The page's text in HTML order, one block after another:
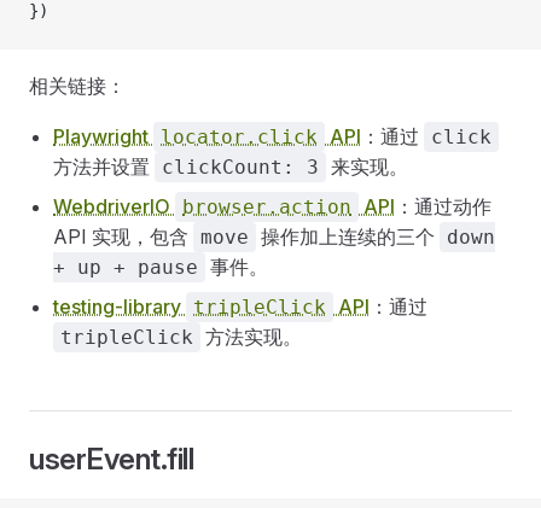
})
相关链接：
Playwright locator.click API ：通过 click
方法并设置 clickCount: 3 来实现。
WebdriverIO
browser.action API ：通过动作
API 实现，包含 move 操作加上连续的三个
down
+ up + pause 事件。
testing-library tripleClick API ：通过
tripleClick 方法实现。
userEvent.fill